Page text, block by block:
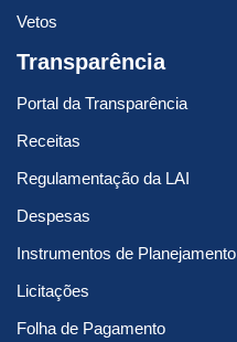
Vetos
Transparência
Portal da Transparência
Receitas
Regulamentação da LAI
Despesas
Instrumentos de Planejamento
Licitações
Folha de Pagamento